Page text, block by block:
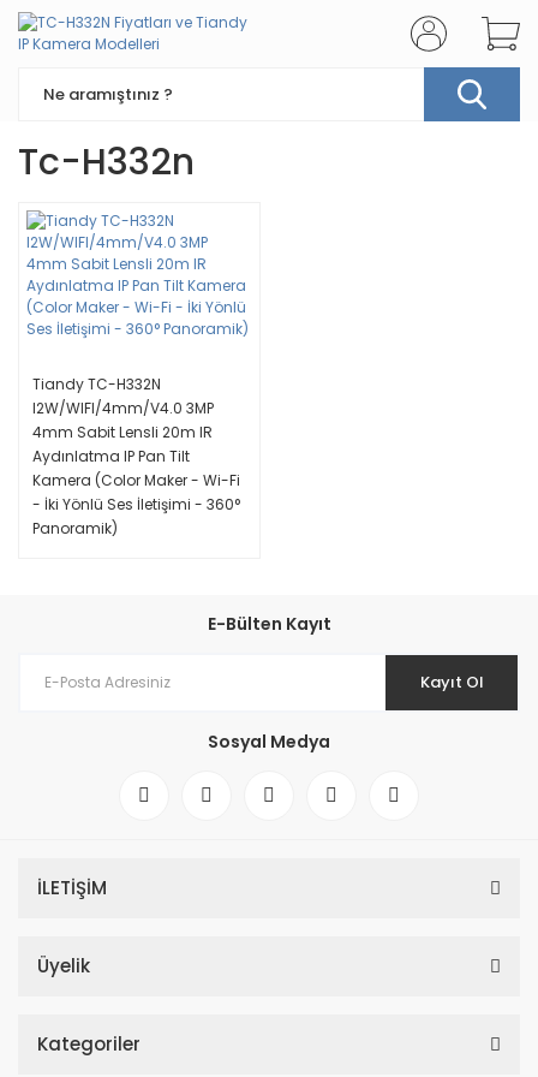
Tc-H332n
Tiandy TC-H332N
I2W/WIFI/4mm/V4.0 3MP
4mm Sabit Lensli 20m IR
Aydınlatma IP Pan Tilt
Kamera (Color Maker - Wi-Fi
- İki Yönlü Ses İletişimi - 360°
Panoramik)
E-Bülten Kayıt
Kayıt Ol
Sosyal Medya
İLETİŞİM
Üyelik
Kategoriler